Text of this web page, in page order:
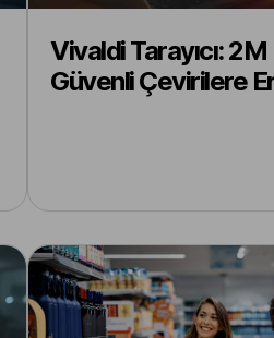
Vivaldi Tarayıcı: 2M
Güvenli Çevirilere